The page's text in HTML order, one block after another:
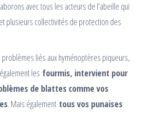
avec tous les acteurs de l’abeille qui
plusieurs collectivités de protection des
problèmes liés aux hyménoptères piqueurs,
les fourmis, intervient pour
de blattes comme vos
. Mais également tous vos punaises